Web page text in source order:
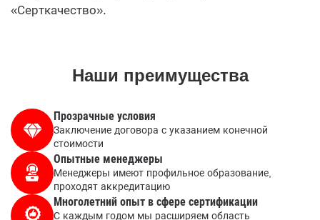
«Серткачество».
Наши преимущества
Прозрачные условия
Заключение договора с указанием конечной
стоимости
Опытные менеджеры
Менеджеры имеют профильное образование,
проходят аккредитацию
Многолетний опыт в сфере сертификации
С каждым годом мы расширяем область